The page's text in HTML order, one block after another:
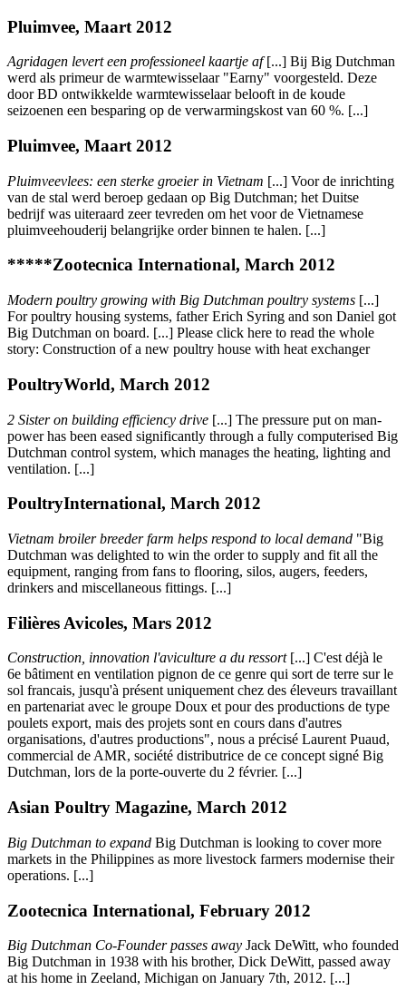
Pluimvee, Maart 2012
Agridagen levert een professioneel kaartje af[...] Bij Big Dutchman
werd als primeur de warmtewisselaar "Earny" voorgesteld. Deze
door BD ontwikkelde warmtewisselaar belooft in de koude
seizoenen een besparing op de verwarmingskost van 60 %. [...]
Pluimvee, Maart 2012
Pluimveevlees: een sterke groeier in Vietnam [...] Voor de inrichting
van de stal werd beroep gedaan op Big Dutchman; het Duitse
bedrijf was uiteraard zeer tevreden om het voor de Vietnamese
pluimveehouderij belangrijke order binnen te halen. [...]
*****Zootecnica International, March 2012
Modern poultry growing with Big Dutchman poultry systems [...]
For poultry housing systems, father Erich Syring and son Daniel got
Big Dutchman on board. [...] Please click here to read the whole
story: Construction of a new poultry house with heat exchanger
PoultryWorld, March 2012
2 Sister on building efficiency drive [...] The pressure put on man-
power has been eased significantly through a fully computerised Big
Dutchman control system, which manages the heating, lighting and
ventilation. [...]
PoultryInternational, March 2012
Vietnam broiler breeder farm helps respond to local demand "Big
Dutchman was delighted to win the order to supply and fit all the
equipment, ranging from fans to flooring, silos, augers, feeders,
drinkers and miscellaneous fittings. [...]
Filières Avicoles, Mars 2012
Construction, innovation l'aviculture a du ressort[...] C'est déjà le
6e bâtiment en ventilation pignon de ce genre qui sort de terre sur le
sol francais, jusqu'à présent uniquement chez des éleveurs travaillant
en partenariat avec le groupe Doux et pour des productions de type
poulets export, mais des projets sont en cours dans d'autres
organisations, d'autres productions", nous a précisé Laurent Puaud,
commercial de AMR, société distributrice de ce concept signé Big
Dutchman, lors de la porte-ouverte du 2 février. [...]
Asian Poultry Magazine, March 2012
Big Dutchman to expand Big Dutchman is looking to cover more
markets in the Philippines as more livestock farmers modernise their
operations. [...]
Zootecnica International, February 2012
Big Dutchman Co-Founder passes away Jack DeWitt, who founded
Big Dutchman in 1938 with his brother, Dick DeWitt, passed away
at his home in Zeeland, Michigan on January 7th, 2012. [...]